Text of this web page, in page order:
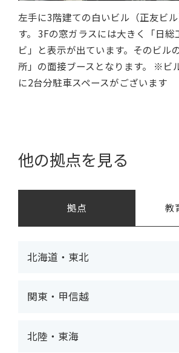
左手に3階建ての白いビル（正友ビ
す。 3Fの窓ガラスには大きく「日
ビ」と表示が出ています。そのビル
所」の面接ブースとなります。 ※ビ
に2台分駐車スペースがございます
他の拠点を見る
拠点 教
北海道・東北
関東・甲信越
北陸・東海